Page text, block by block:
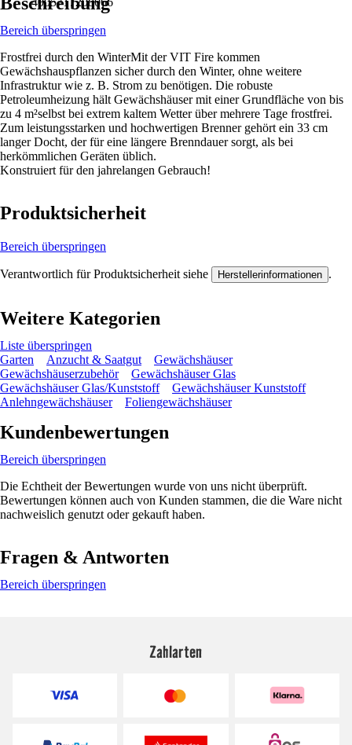
Bereich überspringen
Frostfrei durch den WinterMit der VIT Fire kommen
Gewächshauspflanzen sicher durch den Winter, ohne weitere
Infrastruktur wie z. B. Strom zu benötigen. Die robuste
Petroleumheizung hält Gewächshäuser mit einer Grundfläche von bis
zu 4 m²selbst bei extrem kaltem Wetter über mehrere Tage frostfrei.
Zum leistungsstarken und hochwertigen Brenner gehört ein 33 cm
langer Docht, der für eine längere Brenndauer sorgt, als bei
herkömmlichen Geräten üblich.
Konstruiert für den jahrelangen Gebrauch!
Produktsicherheit
Bereich überspringen
Verantwortlich für Produktsicherheit siehe Herstellerinformationen .
Weitere Kategorien
Liste überspringen
Garten
Anzucht & Saatgut
Gewächshäuser
Gewächshäuserzubehör
Gewächshäuser Glas
Gewächshäuser Glas/Kunststoff
Gewächshäuser Kunststoff
Anlehngewächshäuser
Foliengewächshäuser
Kundenbewertungen
Bereich überspringen
Die Echtheit der Bewertungen wurde von uns nicht überprüft.
Bewertungen können auch von Kunden stammen, die die Ware nicht
nachweislich genutzt oder gekauft haben.
Fragen & Antworten
Bereich überspringen
Zahlarten